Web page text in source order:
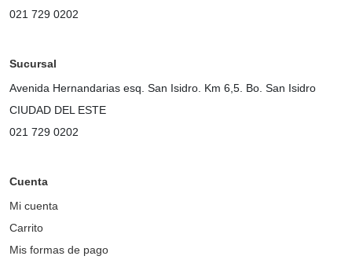
021 729 0202
Sucursal
Avenida Hernandarias esq. San Isidro. Km 6,5. Bo. San Isidro
CIUDAD DEL ESTE
021 729 0202
Cuenta
Mi cuenta
Carrito
Mis formas de pago